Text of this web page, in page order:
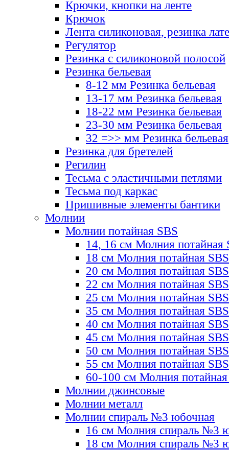
Крючки, кнопки на ленте
Крючок
Лента силиконовая, резинка
Регулятор
Резинка с силиконовой полосой
Резинка бельевая
8-12 мм Резинка бельевая
13-17 мм Резинка бельевая
18-22 мм Резинка бельевая
23-30 мм Резинка бельевая
32 =>> мм Резинка бельевая
Резинка для бретелей
Регилин
Тесьма с эластичными петлями
Тесьма под каркас
Пришивные элементы бантики
Молнии
Молнии потайная SBS
14, 16 см Молния потайная
18 см Молния потайная SBS
20 см Молния потайная SBS
22 см Молния потайная SBS
25 см Молния потайная SBS
35 см Молния потайная SBS
40 см Молния потайная SBS
45 см Молния потайная SBS
50 см Молния потайная SBS
55 см Молния потайная SBS
60-100 см Молния
Молнии джинсовые
Молнии металл
Молнии спираль №3 юбочная
16 см Молния спираль №3
18 см Молния спираль №3